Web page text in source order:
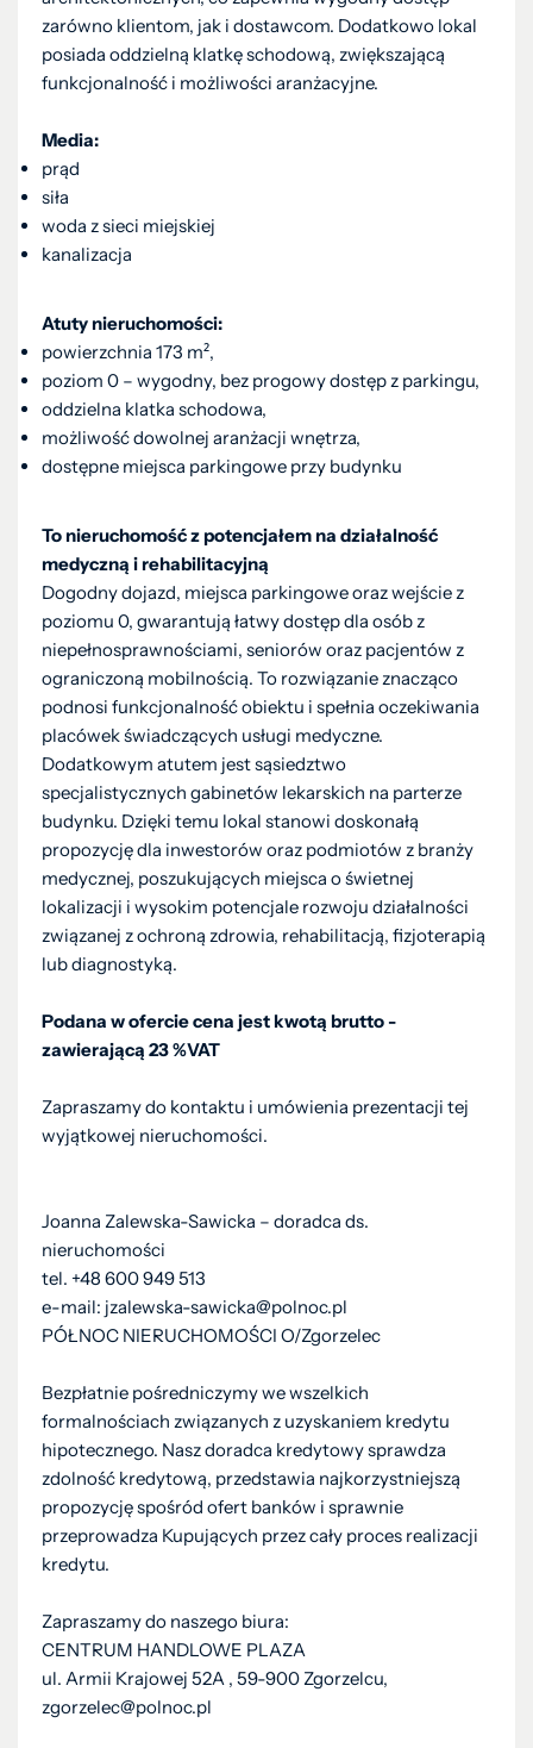
zarówno klientom, jak i dostawcom. Dodatkowo lokal
posiada oddzielną klatkę schodową, zwiększającą
funkcjonalność i możliwości aranżacyjne.
Media:
prąd
siła
woda z sieci miejskiej
kanalizacja
Atuty nieruchomości:
powierzchnia 173 m²,
poziom 0 – wygodny, bez progowy dostęp z parkingu,
oddzielna klatka schodowa,
możliwość dowolnej aranżacji wnętrza,
dostępne miejsca parkingowe przy budynku
To nieruchomość z potencjałem na działalność
medyczną i rehabilitacyjną
Dogodny dojazd, miejsca parkingowe oraz wejście z
poziomu 0, gwarantują łatwy dostęp dla osób z
niepełnosprawnościami, seniorów oraz pacjentów z
ograniczoną mobilnością. To rozwiązanie znacząco
podnosi funkcjonalność obiektu i spełnia oczekiwania
placówek świadczących usługi medyczne.
Dodatkowym atutem jest sąsiedztwo
specjalistycznych gabinetów lekarskich na parterze
budynku. Dzięki temu lokal stanowi doskonałą
propozycję dla inwestorów oraz podmiotów z branży
medycznej, poszukujących miejsca o świetnej
lokalizacji i wysokim potencjale rozwoju działalności
związanej z ochroną zdrowia, rehabilitacją, fizjoterapią
lub diagnostyką.
Podana w ofercie cena jest kwotą brutto -
zawierającą 23 %VAT
Zapraszamy do kontaktu i umówienia prezentacji tej
wyjątkowej nieruchomości.
Joanna Zalewska-Sawicka – doradca ds.
nieruchomości
tel. +48 600 949 513
e-mail: jzalewska-sawicka@polnoc.pl
PÓŁNOC NIERUCHOMOŚCI O/Zgorzelec
Bezpłatnie pośredniczymy we wszelkich
formalnościach związanych z uzyskaniem kredytu
hipotecznego. Nasz doradca kredytowy sprawdza
zdolność kredytową, przedstawia najkorzystniejszą
propozycję spośród ofert banków i sprawnie
przeprowadza Kupujących przez cały proces realizacji
kredytu.
Zapraszamy do naszego biura:
CENTRUM HANDLOWE PLAZA
ul. Armii Krajowej 52A , 59-900 Zgorzelcu,
zgorzelec@polnoc.pl